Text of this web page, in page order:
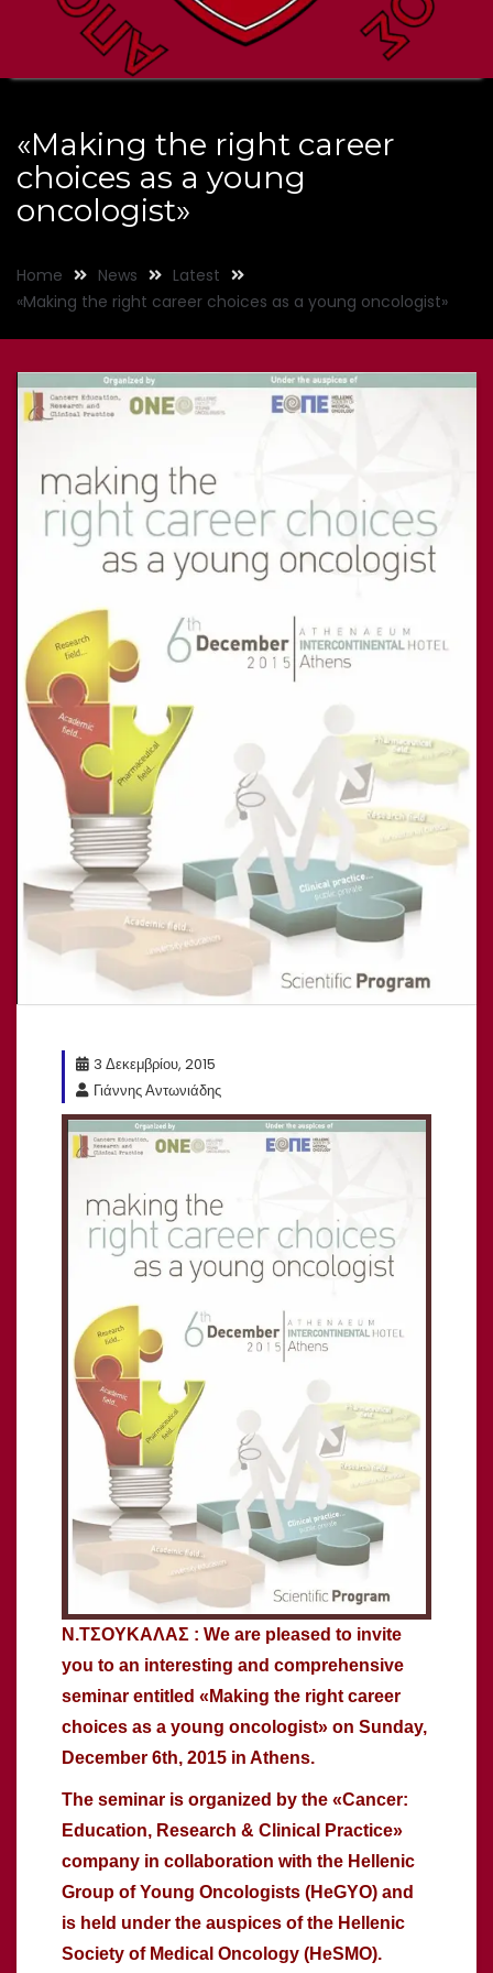
«Making the right career
choices as a young
oncologist»
Home News
Latest
«Making the right career choices as a young oncologist»
3 Δεκεμβρίου, 2015
Γιάννης Αντωνιάδης
Ν.ΤΣΟΥΚΑΛΑΣ : We are pleased to invite
you to an interesting and comprehensive
seminar entitled «Making the right career
choices as a young oncologist» on Sunday,
December 6th, 2015 in Athens.
The seminar is organized by the «Cancer:
Education, Research & Clinical Practice»
company in collaboration with the Hellenic
Group of Young Oncologists (HeGYO) and
is held under the auspices of the Hellenic
Society of Medical Oncology (HeSMO).